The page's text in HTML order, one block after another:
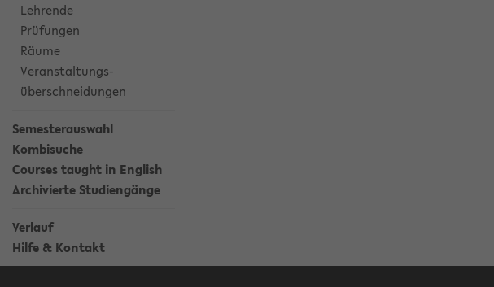
Lehrende
Prüfungen
Räume
Veranstaltungs-
überschneidungen
Semesterauswahl
Kombisuche
Courses taught in English
Archivierte Studiengänge
Verlauf
Hilfe & Kontakt